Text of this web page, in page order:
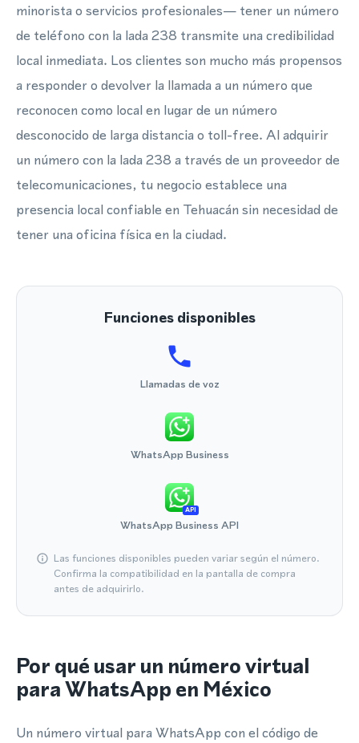
minorista o servicios profesionales— tener un número
de teléfono con la lada 238 transmite una credibilidad
local inmediata. Los clientes son mucho más propensos
a responder o devolver la llamada a un número que
reconocen como local en lugar de un número
desconocido de larga distancia o toll-free. Al adquirir
un número con la lada 238 a través de un proveedor de
telecomunicaciones, tu negocio establece una
presencia local confiable en Tehuacán sin necesidad de
tener una oficina física en la ciudad.
Funciones disponibles
Llamadas de voz
WhatsApp Business
API
WhatsApp Business API
Las funciones disponibles pueden variar según el número.
Confirma la compatibilidad en la pantalla de compra
antes de adquirirlo.
Por qué usar un número virtual
para WhatsApp en México
Un número virtual para WhatsApp con el código de